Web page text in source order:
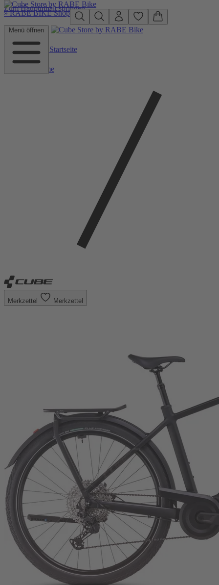
Zum Hauptinhalt springen
»RABE BIKE Shop
Menü öffnen
Zurück zu Startseite
Home
Merkzettel Merkzettel